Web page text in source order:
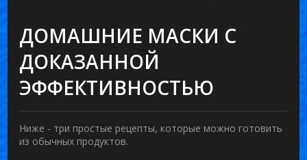
ДОМАШНИЕ МАСКИ С
ДОКАЗАННОЙ
ЭФФЕКТИВНОСТЬЮ
Ниже - три простые рецепты, которые можно готовить
из обычных продуктов.